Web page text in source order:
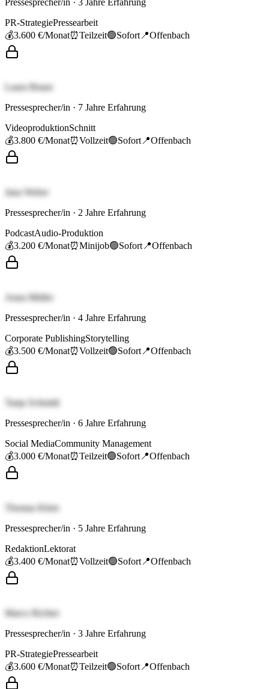
Pressesprecher/in · 3 Jahre Erfahrung
PR-StrategiePressearbeit
💰3.600 €/Monat⏰Teilzeit🟢Sofort 📍Offenbach
Laura Braun
Pressesprecher/in · 7 Jahre Erfahrung
VideoproduktionSchnitt
💰3.800 €/Monat⏰Vollzeit🟢Sofort 📍Offenbach
Jana Weber
Pressesprecher/in · 2 Jahre Erfahrung
PodcastAudio-Produktion
💰3.200 €/Monat⏰Minijob🟢Sofort 📍Offenbach
Anna Müller
Pressesprecher/in · 4 Jahre Erfahrung
Corporate PublishingStorytelling
💰3.500 €/Monat⏰Vollzeit🟢Sofort 📍Offenbach
Tanja Schmidt
Pressesprecher/in · 6 Jahre Erfahrung
Social MediaCommunity Management
💰3.000 €/Monat⏰Teilzeit🟢Sofort 📍Offenbach
Thomas Klein
Pressesprecher/in · 5 Jahre Erfahrung
RedaktionLektorat
💰3.400 €/Monat⏰Vollzeit🟢Sofort 📍Offenbach
Marco Richter
Pressesprecher/in · 3 Jahre Erfahrung
PR-StrategiePressearbeit
💰3.600 €/Monat⏰Teilzeit🟢Sofort 📍Offenbach